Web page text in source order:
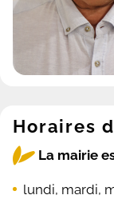
Horaires
La mairie
lundi, mardi,